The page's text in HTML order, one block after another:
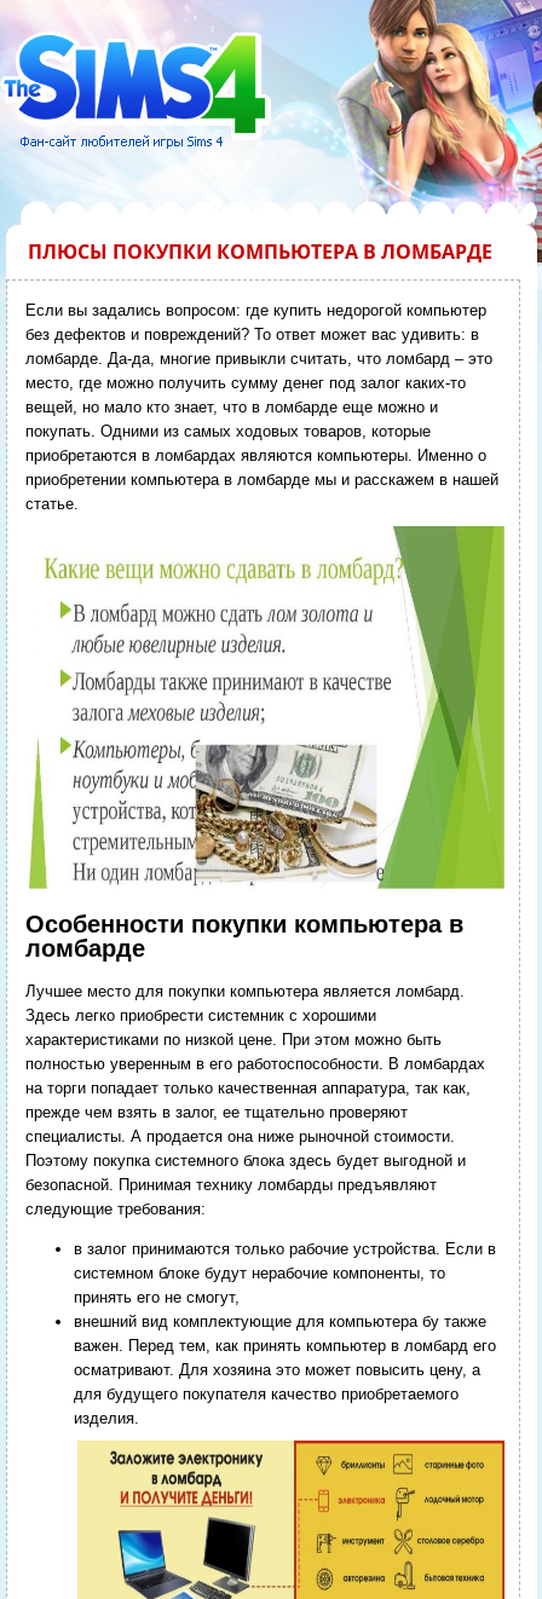
ПЛЮСЫ ПОКУПКИ КОМПЬЮТЕРА В ЛОМБАРДЕ
Если вы задались вопросом: где купить недорогой компьютер
без дефектов и повреждений? То ответ может вас удивить: в
ломбарде. Да-да, многие привыкли считать, что ломбард – это
место, где можно получить сумму денег под залог каких-то
вещей, но мало кто знает, что в ломбарде еще можно и
покупать. Одними из самых ходовых товаров, которые
приобретаются в ломбардах являются компьютеры. Именно о
приобретении компьютера в ломбарде мы и расскажем в нашей
статье.
Особенности покупки компьютера в
ломбарде
Лучшее место для покупки компьютера является ломбард.
Здесь легко приобрести системник с хорошими
характеристиками по низкой цене. При этом можно быть
полностью уверенным в его работоспособности. В ломбардах
на торги попадает только качественная аппаратура, так как,
прежде чем взять в залог, ее тщательно проверяют
специалисты. А продается она ниже рыночной стоимости.
Поэтому покупка системного блока здесь будет выгодной и
безопасной. Принимая технику ломбарды предъявляют
следующие требования:
в залог принимаются только рабочие устройства. Если в
системном блоке будут нерабочие компоненты, то
принять его не смогут,
внешний вид комплектующие для компьютера бу также
важен. Перед тем, как принять компьютер в ломбард его
осматривают. Для хозяина это может повысить цену, а
для будущего покупателя качество приобретаемого
изделия.